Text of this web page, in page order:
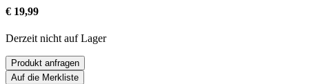
€ 19,99
Derzeit nicht auf Lager
Produkt anfragen
Auf die Merkliste